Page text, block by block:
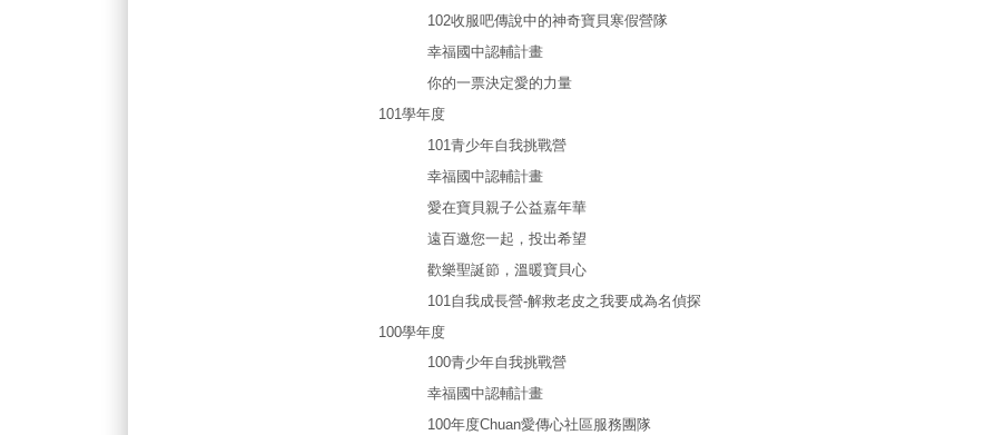
102收服吧傳說中的神奇寶貝寒假營隊
幸福國中認輔計畫
你的一票決定愛的力量
101學年度
101青少年自我挑戰營
幸福國中認輔計畫
愛在寶貝親子公益嘉年華
遠百邀您一起，投出希望
歡樂聖誕節，溫暖寶貝心
101自我成長營-解救老皮之我要成為名偵探
100學年度
100青少年自我挑戰營
幸福國中認輔計畫
100年度Chuan愛傳心社區服務團隊